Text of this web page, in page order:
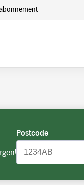
aan. Account
Postcode